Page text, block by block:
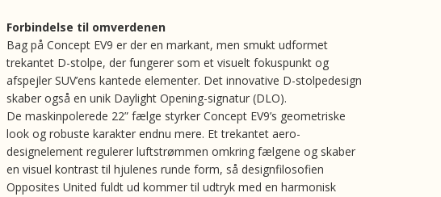
Forbindelse til omverdenen
Bag på Concept EV9 er der en markant, men smukt udformet
trekantet D-stolpe, der fungerer som et visuelt fokuspunkt og
afspejler SUV’ens kantede elementer. Det innovative D-stolpedesign
skaber også en unik Daylight Opening-signatur (DLO).
De maskinpolerede 22” fælge styrker Concept EV9’s geometriske
look og robuste karakter endnu mere. Et trekantet aero-
designelement regulerer luftstrømmen omkring fælgene og skaber
en visuel kontrast til hjulenes runde form, så designfilosofien
Opposites United fuldt ud kommer til udtryk med en harmonisk